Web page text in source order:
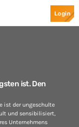
Login
ist. Den
ist der ungeschulte
und sensibilisiert,
Unternehmens